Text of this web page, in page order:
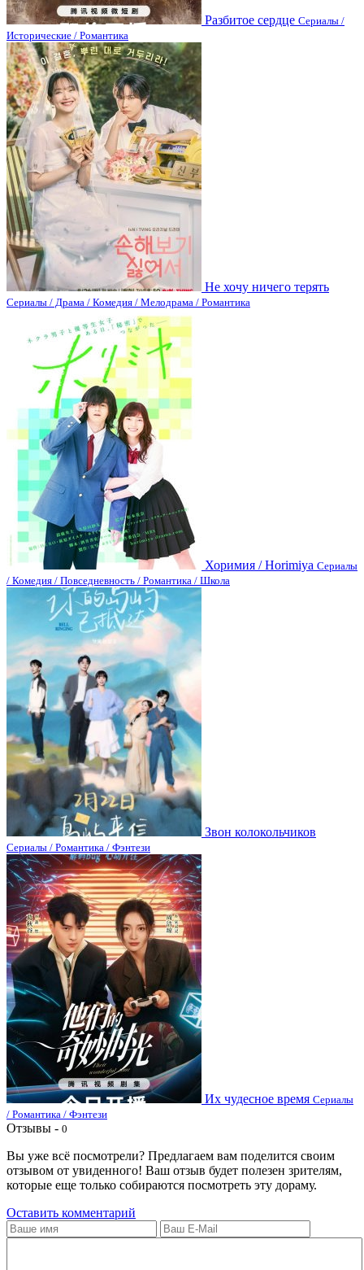
Разбитое сердце Сериалы /
Исторические / Романтика
Не хочу ничего терять
Сериалы / Драма / Комедия / Мелодрама / Романтика
Хоримия / Horimiya Сериалы
/ Комедия / Повседневность / Романтика / Школа
Звон колокольчиков
Сериалы / Романтика / Фэнтези
Их чудесное время Сериалы
/ Романтика / Фэнтези
Отзывы - 0
Вы уже всё посмотрели? Предлагаем вам поделится своим
отзывом от увиденного! Ваш отзыв будет полезен зрителям,
которые еще только собираются посмотреть эту дораму.
Оставить комментарий